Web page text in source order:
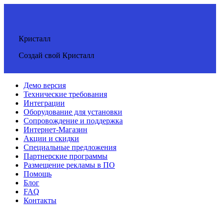
Кристалл
Создай свой Кристалл
Демо версия
Технические требования
Интеграции
Оборудование для установки
Сопровождение и поддержка
Интернет-Магазин
Акции и скидки
Специальные предложения
Партнерские программы
Размещение рекламы в ПО
Помощь
Блог
FAQ
Контакты